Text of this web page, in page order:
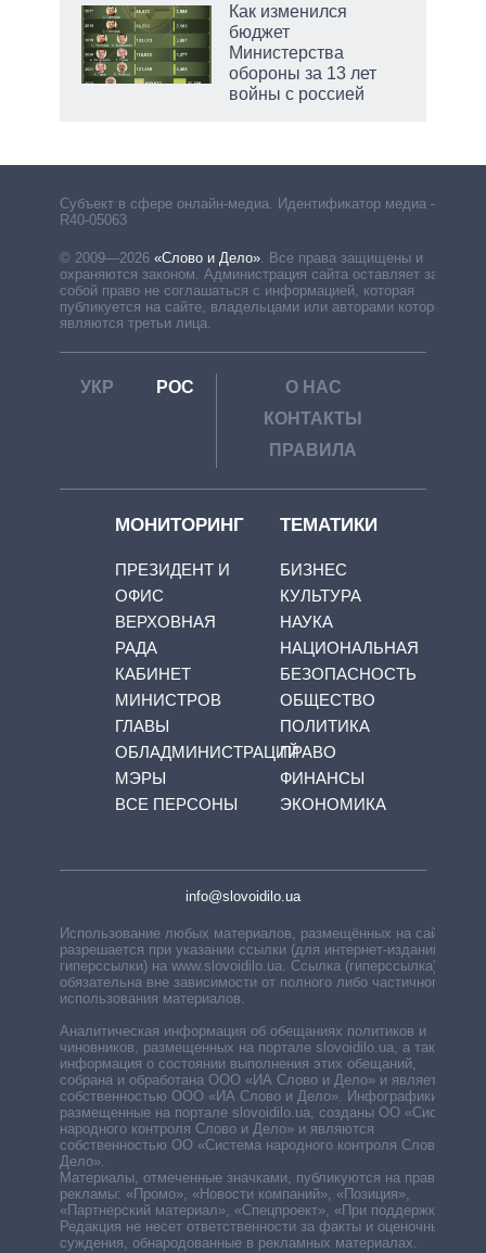
Как изменился
бюджет
Министерства
обороны за 13 лет
войны с россией
Субъект в сфере онлайн-медиа. Идентификатор медиа –
R40-05063
© 2009—2026 «Слово и Дело» Все права защищены и
охраняются законом. Администрация сайта оставляет за
собой право не соглашаться с информацией, которая
публикуется на сайте, владельцами или авторами которой
являются третьи лица.
УКР РОС
О НАС
КОНТАКТЫ
ПРАВИЛА
МОНИТОРИНГ
ПРЕЗИДЕНТ И
ОФИС
ВЕРХОВНАЯ
РАДА
КАБИНЕТ
МИНИСТРОВ
ГЛАВЫ
ОБЛАДМИНИСТРАЦИЙ
МЭРЫ
ВСЕ ПЕРСОНЫ
ТЕМАТИКИ
БИЗНЕС
КУЛЬТУРА
НАУКА
НАЦИОНАЛЬНАЯ
БЕЗОПАСНОСТЬ
ОБЩЕСТВО
ПОЛИТИКА
ПРАВО
ФИНАНСЫ
ЭКОНОМИКА
info@slovoidilo.ua
Использование любых материалов, размещённых на сайте,
разрешается при указании ссылки (для интернет-изданий —
гиперссылки) на www.slovoidilo.ua. Ссылка (гиперссылка)
обязательна вне зависимости от полного либо частичного
использования материалов.
Аналитическая информация об обещаниях политиков и
чиновников, размещенных на портале slovoidilo.ua, а также
информация о состоянии выполнения этих обещаний,
собрана и обработана ООО «ИА Слово и Дело» и является
собственностью ООО «ИА Слово и Дело». Инфографики,
размещенные на портале slovoidilo.ua, созданы ОО «Система
народного контроля Слово и Дело» и являются
собственностью ОО «Система народного контроля Слово и
Дело».
Материалы, отмеченные значками, публикуются на правах
рекламы: «Промо», «Новости компаний», «Позиция»,
«Партнерский материал», «Спецпроект», «При поддержке».
Редакция не несет ответственности за факты и оценочные
суждения, обнародованные в рекламных материалах.